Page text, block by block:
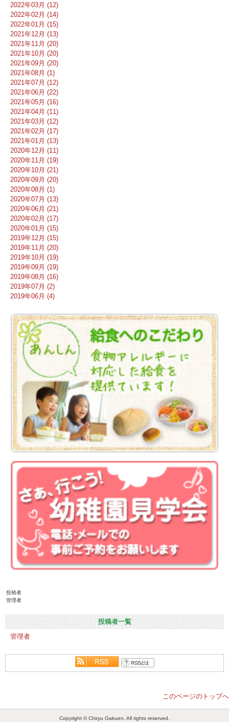
2022年03月 (12)
2022年02月 (14)
2022年01月 (15)
2021年12月 (13)
2021年11月 (20)
2021年10月 (20)
2021年09月 (20)
2021年08月 (1)
2021年07月 (12)
2021年06月 (22)
2021年05月 (16)
2021年04月 (11)
2021年03月 (12)
2021年02月 (17)
2021年01月 (13)
2020年12月 (11)
2020年11月 (19)
2020年10月 (21)
2020年09月 (20)
2020年08月 (1)
2020年07月 (13)
2020年06月 (21)
2020年02月 (17)
2020年01月 (15)
2019年12月 (15)
2019年11月 (20)
2019年10月 (19)
2019年09月 (19)
2019年08月 (16)
2019年07月 (2)
2019年06月 (4)
投稿者
管理者
投稿者一覧
管理者
このページのトップへ
Copyright © Chiryu Gakuen. All rights reserved.